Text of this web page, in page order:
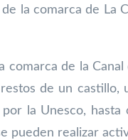
la comarca de La
comarcade la
de un castillo,
la Unesco, hasta
pueden realizar